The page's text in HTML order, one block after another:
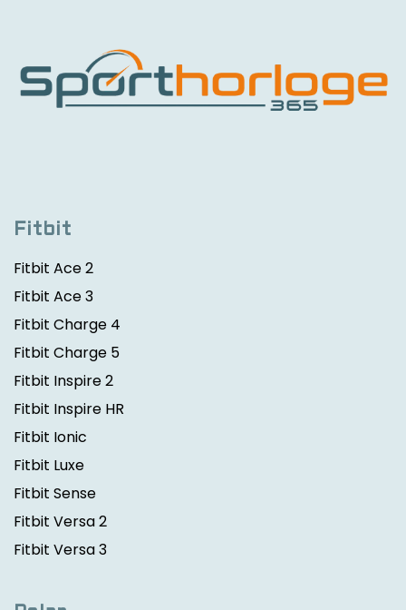
Fitbit
Fitbit Ace 2
Fitbit Ace 3
Fitbit Charge 4
Fitbit Charge 5
Fitbit Inspire 2
Fitbit Inspire HR
Fitbit Ionic
Fitbit Luxe
Fitbit Sense
Fitbit Versa 2
Fitbit Versa 3